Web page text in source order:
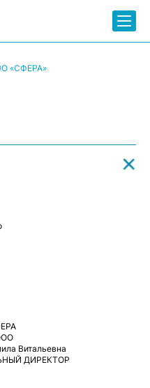
«СФЕРА»
Витальевна
ДИРЕКТОР